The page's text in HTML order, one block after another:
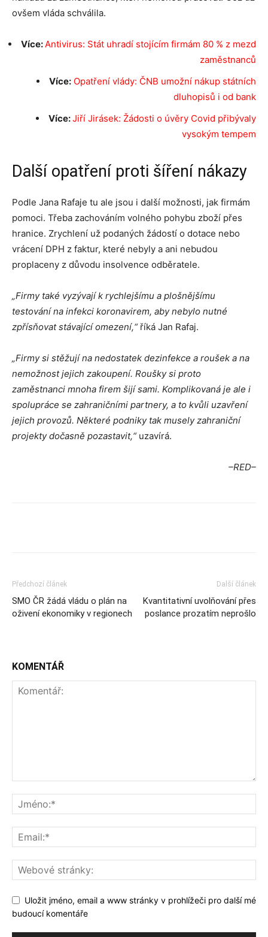
ovšem vláda schválila.
Více:Antivirus: Stát uhradí stojícím firmám 80 % z mezd
zaměstnanců
Více: Opatření vlády: ČNB umožní nákup státních
dluhopisů i od bank
Více:Jiří Jirásek: Žádosti o úvěry Covid přibývaly
vysokým tempem
Další opatření proti šíření nákazy
Podle Jana Rafaje tu ale jsou i další možnosti, jak firmám
pomoci. Třeba zachováním volného pohybu zboží přes
hranice. Zrychlení už podaných žádostí o dotace nebo
vrácení DPH z faktur, které nebyly a ani nebudou
proplaceny z důvodu insolvence odběratele.
„Firmy také vyzývají k rychlejšímu a plošnějšímu
testování na infekci koronavirem, aby nebylo nutné
zpřísňovat stávající omezení,“říká Jan Rafaj.
„Firmy si stěžují na nedostatek dezinfekce a roušek a na
nemožnost jejich zakoupení. Roušky si proto
zaměstnanci mnoha firem šijí sami. Komplikovaná je ale i
spolupráce se zahraničními partnery, a to kvůli uzavření
jejich provozů. Některé podniky tak musely zahraniční
projekty dočasně pozastavit,“uzavírá.
–RED–
Předchozí článek
SMO ČR žádá vládu o plán na
oživení ekonomiky v regionech
Další článek
Kvantitativní uvolňování přes
poslance prozatím neprošlo
KOMENTÁŘ
Uložit jméno, email a www stránky v prohlížeči pro další mé
budoucí komentáře